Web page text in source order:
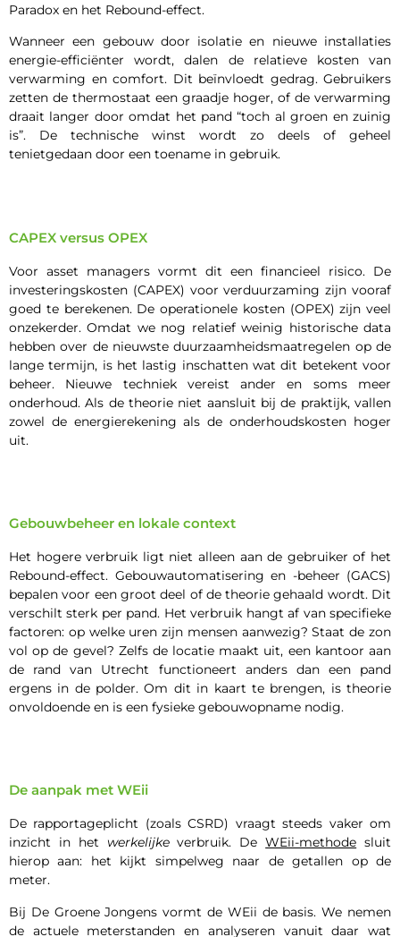
Paradox en het Rebound-effect.
Wanneer een gebouw door isolatie en nieuwe installaties
energie-efficiënter wordt, dalen de relatieve kosten van
verwarming en comfort. Dit beïnvloedt gedrag. Gebruikers
zetten de thermostaat een graadje hoger, of de verwarming
draait langer door omdat het pand “toch al groen en zuinig
is”. De technische winst wordt zo deels of geheel
tenietgedaan door een toename in gebruik.
CAPEX versus OPEX
Voor asset managers vormt dit een financieel risico. De
investeringskosten (CAPEX) voor verduurzaming zijn vooraf
goed te berekenen. De operationele kosten (OPEX) zijn veel
onzekerder. Omdat we nog relatief weinig historische data
hebben over de nieuwste duurzaamheidsmaatregelen op de
lange termijn, is het lastig inschatten wat dit betekent voor
beheer. Nieuwe techniek vereist ander en soms meer
onderhoud. Als de theorie niet aansluit bij de praktijk, vallen
zowel de energierekening als de onderhoudskosten hoger
uit.
Gebouwbeheer en lokale context
Het hogere verbruik ligt niet alleen aan de gebruiker of het
Rebound-effect. Gebouwautomatisering en -beheer (GACS)
bepalen voor een groot deel of de theorie gehaald wordt. Dit
verschilt sterk per pand. Het verbruik hangt af van specifieke
factoren: op welke uren zijn mensen aanwezig? Staat de zon
vol op de gevel? Zelfs de locatie maakt uit, een kantoor aan
de rand van Utrecht functioneert anders dan een pand
ergens in de polder. Om dit in kaart te brengen, is theorie
onvoldoende en is een fysieke gebouwopname nodig.
De aanpak met WEii
De rapportageplicht (zoals CSRD) vraagt steeds vaker om
inzicht in het werkelijkeverbruik. DeWEii-methode sluit
hierop aan: het kijkt simpelweg naar de getallen op de
meter.
Bij De Groene Jongens vormt de WEii de basis. We nemen
de actuele meterstanden en analyseren vanuit daar wat